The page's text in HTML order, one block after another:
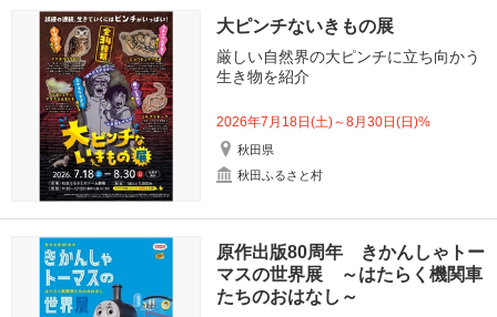
大ピンチないきもの展
厳しい自然界の大ピンチに立ち向かう
生き物を紹介
2026年7月18日(土)～8月30日(日)%
秋田県
秋田ふるさと村
原作出版80周年 きかんしゃトー
マスの世界展 ～はたらく機関車
たちのおはなし～